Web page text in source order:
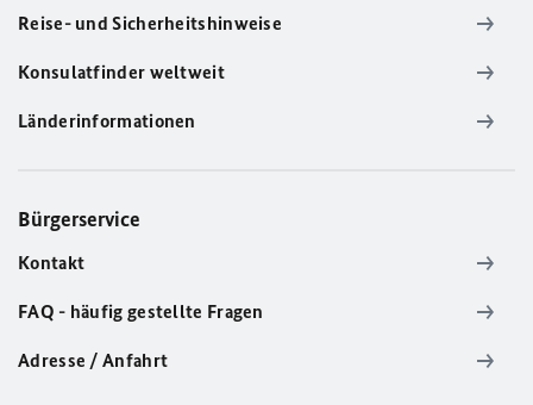
Reise- und Sicherheitshinweise
Konsulatfinder weltweit
Länderinformationen
Bürgerservice
Kontakt
FAQ - häufig gestellte Fragen
Adresse / Anfahrt